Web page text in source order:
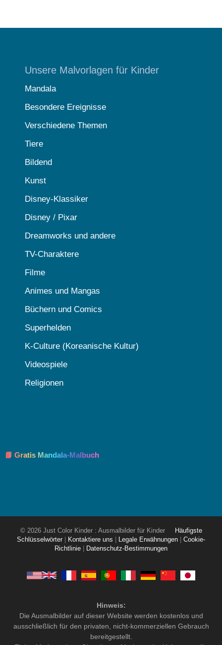
Unsere Malvorlagen für Kinder
Mandala
Besondere Ereignisse
Verschiedene Themen
Tiere
Bildend
Kunst
Disney-Klassiker
Disney / Pixar
Dreamworks und andere
TV-Charaktere
Filme
Animes und Mangas
Büchern und Comics
Superhelden
K-Culture (Koreanische Kultur)
Videospiele
Religionen
📘 Gratis Mandala-Malbuch
© 2026 Just Color Kinder : Ausmalbilder für Kinder
Häufigste
Schlüsselwörter
Kontaktiere uns Legale Erwähnungen
Cookie-
Richtlinie
Datenschutz-Bestimmungen
Hinweis:
Die Ausmalbilder auf dieser Website werden kostenlos und
ausschließlich für den privaten, nicht-kommerziellen Gebrauch
bereitgestellt.